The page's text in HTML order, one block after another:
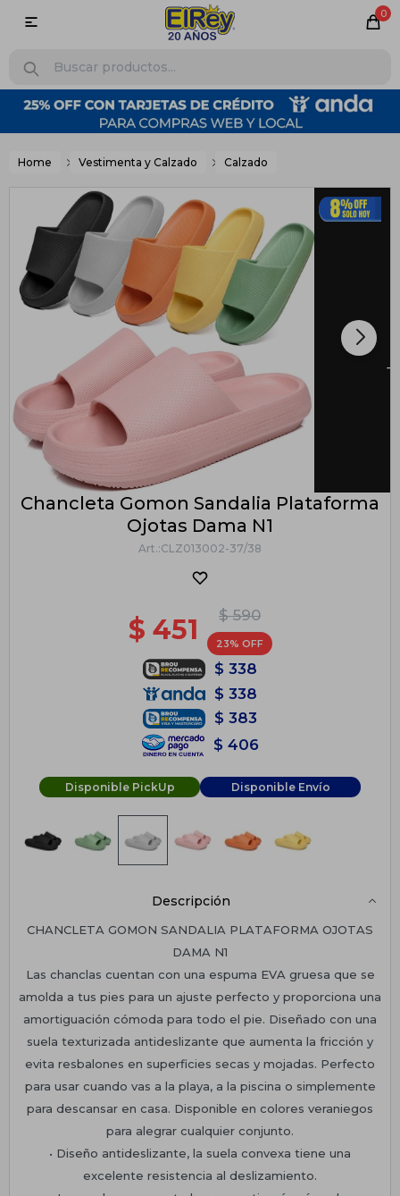
0

Home Vestimenta y Calzado Calzado
Chancleta Gomon Sandalia Plataforma
Ojotas Dama N1
CLZ013002-37/38
$ 590
$ 451 23
$ 338
$ 338
$ 383
$ 406
Disponible PickUp Disponible Envío
Descripción
CHANCLETA GOMON SANDALIA PLATAFORMA OJOTAS
DAMA N1
Las chanclas cuentan con una espuma EVA gruesa que se
amolda a tus pies para un ajuste perfecto y proporciona una
amortiguación cómoda para todo el pie. Diseñado con una
suela texturizada antideslizante que aumenta la fricción y
evita resbalones en superficies secas y mojadas. Perfecto
para usar cuando vas a la playa, a la piscina o simplemente
para descansar en casa. Disponible en colores veraniegos
para alegrar cualquier conjunto.
• Diseño antideslizante, la suela convexa tiene una
excelente resistencia al deslizamiento.